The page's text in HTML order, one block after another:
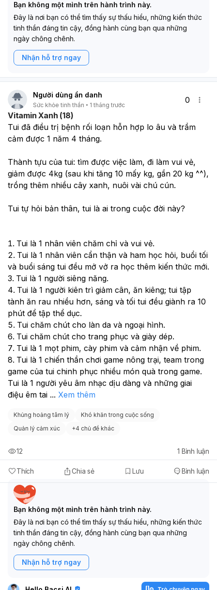
Bạn không một mình trên hành trình này.
Đây là nơi bạn có thể tìm thấy sự thấu hiểu, những kiến thức
tinh thần đáng tin cậy, đồng hành cùng bạn qua những
ngày chông chênh.
Nhận hỗ trợ ngay
Người dùng ẩn danh
Sức khỏe tinh thần 1 tháng trước
0
Vitamin Xanh (18)
Tui đã điều trị bệnh rối loạn hỗn hợp lo âu và trầm
cảm được 1 năm 4 tháng.
Thành tựu của tui: tìm được việc làm, đi làm vui vẻ,
giảm được 4kg (sau khi tăng 10 mấy kg, gần 20 kg ^^),
trồng thêm nhiều cây xanh, nuôi vài chú cún.
Tui tự hỏi bản thân, tui là ai trong cuộc đời này?
Tui là 1 nhân viên chăm chỉ và vui vẻ.
Tui là 1 nhân viên cẩn thận và ham học hỏi, buổi tối
và buổi sáng tui đều mở vở ra học thêm kiến thức mới.
Tui là 1 người siêng năng.
Tui là 1 người kiên trì giảm cân, ăn kiêng; tui tập
tành ăn rau nhiều hơn, sáng và tối tui đều giành ra 10
phút để tập thể dục.
Tui chăm chút cho làn da và ngoại hình.
Tui chăm chút cho trang phục và giày dép.
Tui là 1 mọt phim, cày phim và cảm nhận về phim.
Tui là 1 chiến thần chơi game nông trại, team trong
game của tui chinh phục nhiều món quà trong game.
Tui là 1 người yêu âm nhạc dịu dàng và những giai
điệu êm tai ... Xem thêm
Khủng hoảng tâm lý
Khó khăn trong cuộc sống
Quản lý cảm xúc
+4 chủ đề khác
Thích Chia sẻ Lưu Bình luận
12 1 Bình luận
Bạn không một mình trên hành trình này.
Đây là nơi bạn có thể tìm thấy sự thấu hiểu, những kiến thức
tinh thần đáng tin cậy, đồng hành cùng bạn qua những
ngày chông chênh.
Nhận hỗ trợ ngay